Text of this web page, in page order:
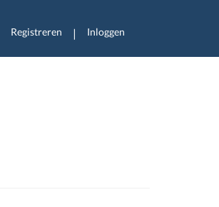
Registreren | Inloggen